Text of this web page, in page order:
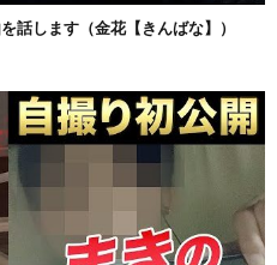
話します（金花【きんばな】）